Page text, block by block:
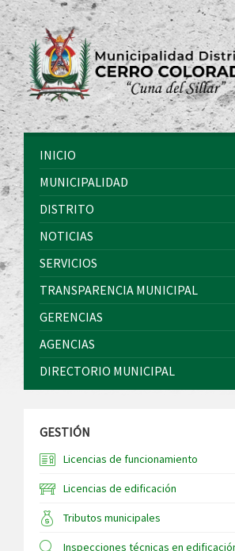
INICIO
MUNICIPALIDAD
DISTRITO
NOTICIAS
SERVICIOS
TRANSPARENCIA MUNICIPAL
GERENCIAS
AGENCIAS
DIRECTORIO MUNICIPAL
GESTIÓN
Licencias de funcionamiento
Licencias de edificación
Tributos municipales
Inspecciones técnicas en